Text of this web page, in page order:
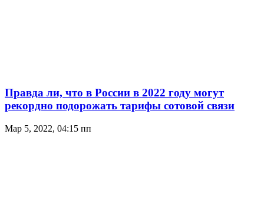
Правда ли, что в России в 2022 году могут
рекордно подорожать тарифы сотовой связи
Мар 5, 2022, 04:15 пп